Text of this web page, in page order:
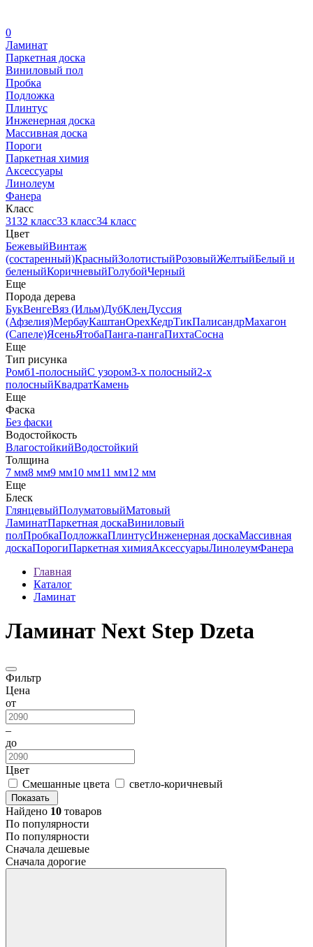
0
Ламинат
Паркетная доска
Виниловый пол
Пробка
Подложка
Плинтус
Инженерная доска
Массивная доска
Пороги
Паркетная химия
Аксессуары
Линолеум
Фанера
Класс
3132 класс33 класс34 класс
Цвет
БежевыйВинтаж
(состаренный)КрасныйЗолотистыйРозовыйЖелтыйБелый и
беленыйКоричневыйГолубойЧерный
Еще
Порода дерева
БукВенгеВяз (Ильм)ДубКленДуссия
(Афзелия)МербауКаштанОрехКедрТикПалисандрМахагон
(Сапеле)ЯсеньЯтобаПанга-пангаПихтаСосна
Еще
Тип рисунка
Ромб1-полосныйС узором3-х полосный2-х
полосныйКвадратКамень
Еще
Фаска
Без фаски
Водостойкость
ВлагостойкийВодостойкий
Толщина
7 мм8 мм9 мм10 мм11 мм12 мм
Еще
Блеск
ГлянцевыйПолуматовыйМатовый
ЛаминатПаркетная доскаВиниловый
полПробкаПодложкаПлинтусИнженерная доскаМассивная
доскаПорогиПаркетная химияАксессуарыЛинолеумФанера
Главная
Каталог
Ламинат
Ламинат Next Step Dzeta
Фильтр
Цена
от
–
до
Цвет
Смешанные цвета
светло-коричневый
Показать
Найдено 10 товаров
По популярности
По популярности
Сначала дешевые
Сначала дорогие